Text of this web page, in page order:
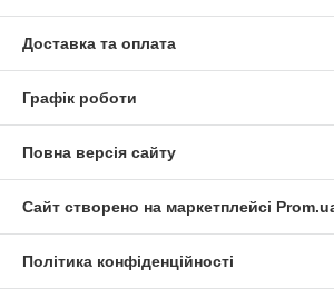
Доставка та оплата
Графік роботи
Повна версія сайту
Сайт створено на маркетплейсі
Політика конфіденційності